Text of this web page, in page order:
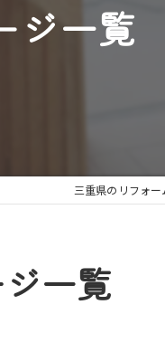
ジ一覧
三重県のリフォ
一覧